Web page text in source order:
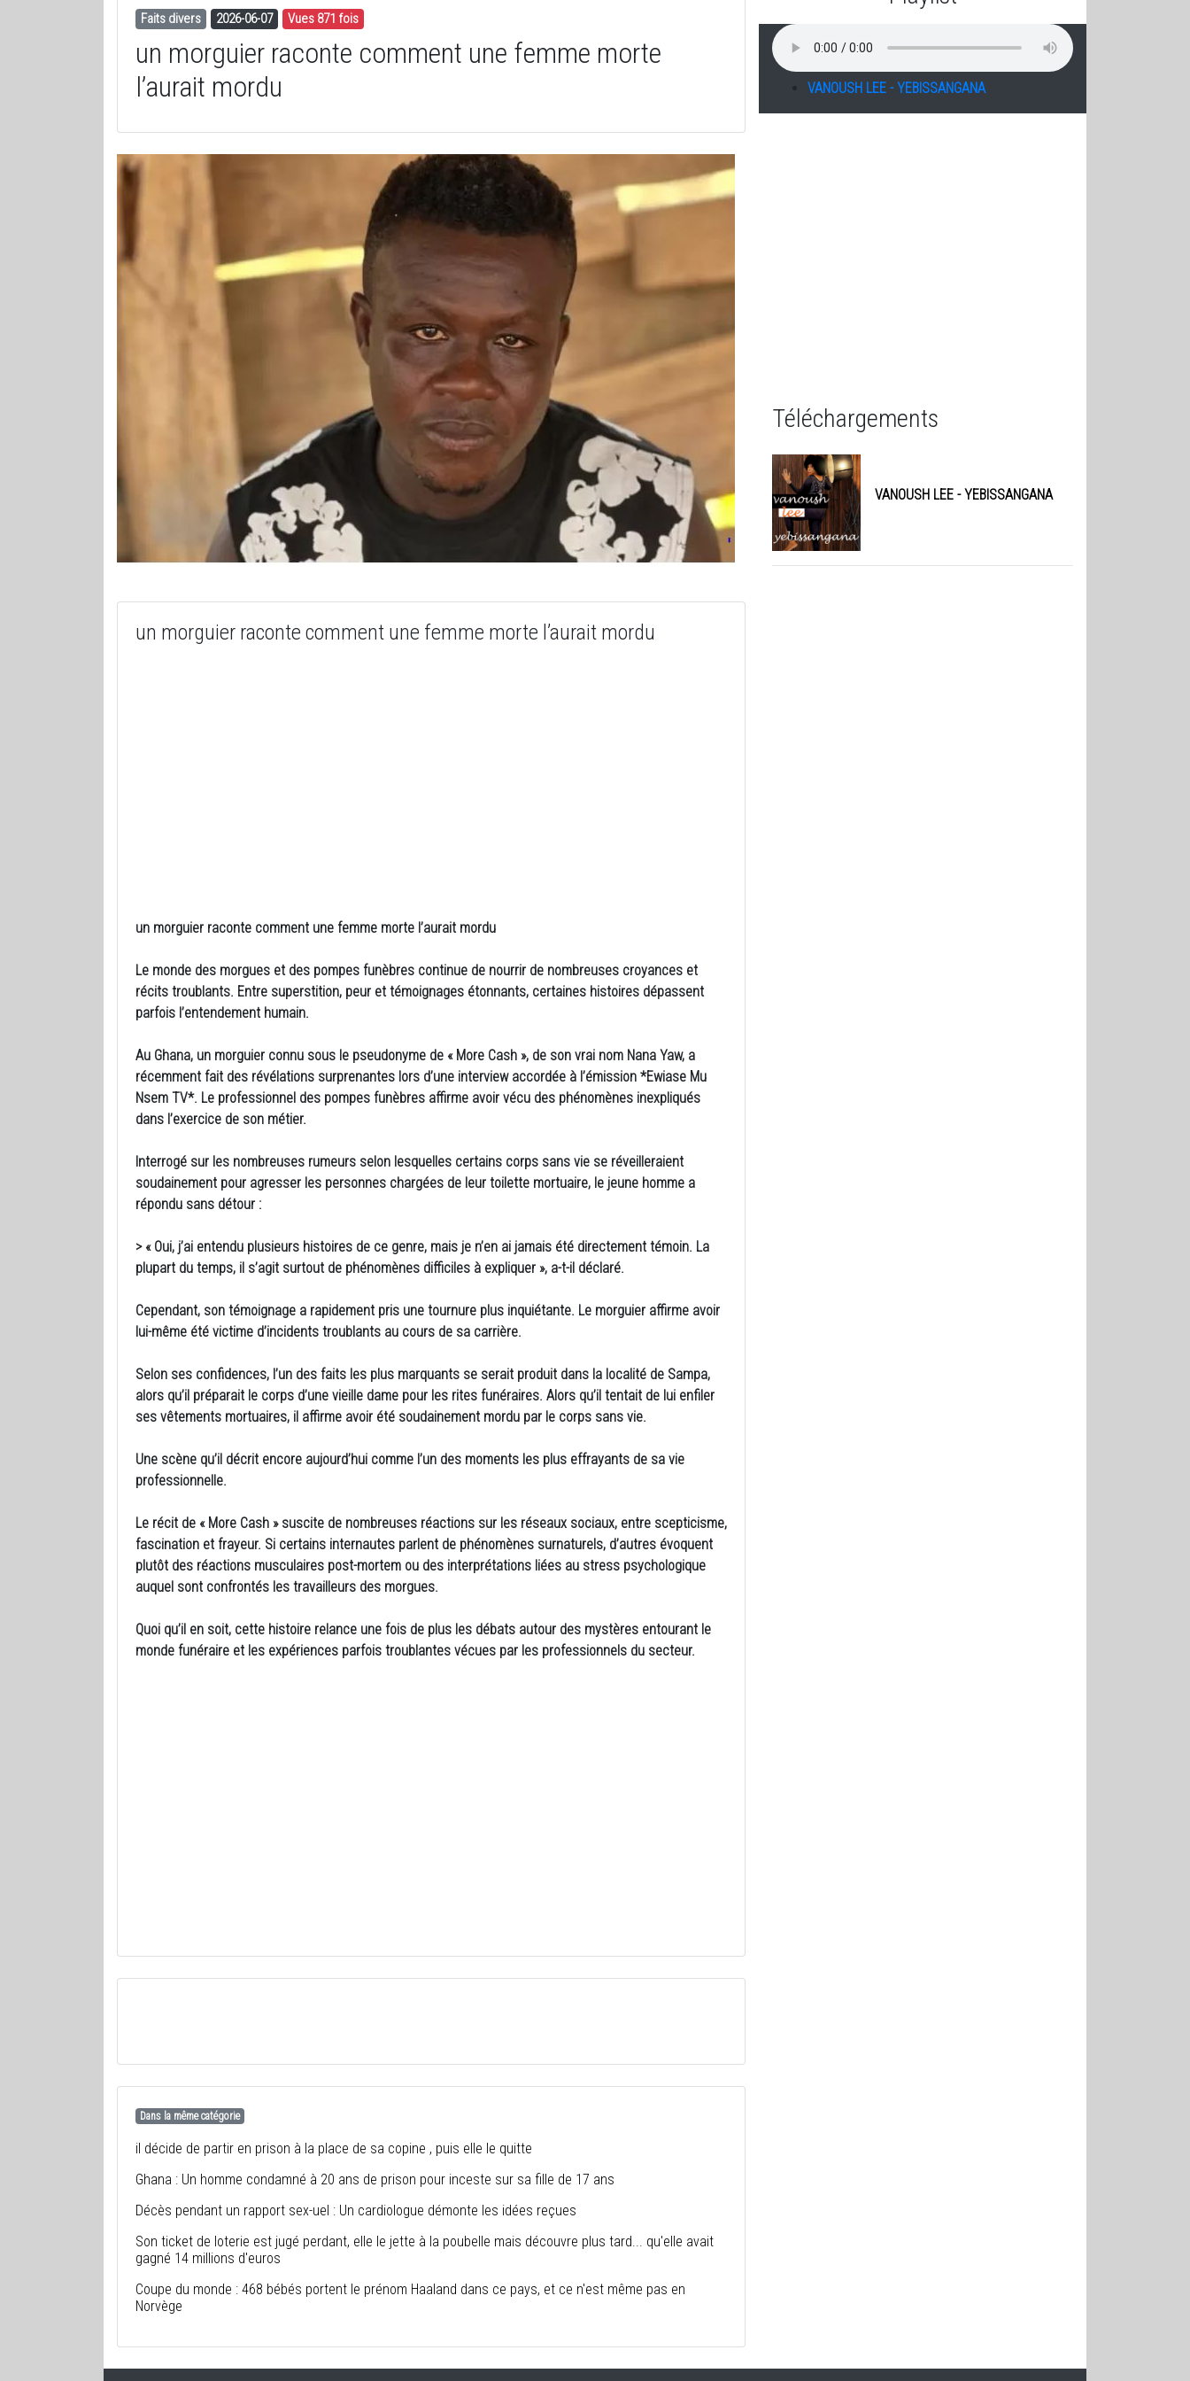
Faits divers 2026-06-07 Vues 871 fois
un morguier raconte comment une femme morte
l’aurait mordu
un morguier raconte comment une femme morte l’aurait mordu
un morguier raconte comment une femme morte l’aurait mordu
Le monde des morgues et des pompes funèbres continue de nourrir de nombreuses croyances et
récits troublants. Entre superstition, peur et témoignages étonnants, certaines histoires dépassent
parfois l’entendement humain.
Au Ghana, un morguier connu sous le pseudonyme de « More Cash », de son vrai nom Nana Yaw, a
récemment fait des révélations surprenantes lors d’une interview accordée à l’émission *Ewiase Mu
Nsem TV*. Le professionnel des pompes funèbres affirme avoir vécu des phénomènes inexpliqués
dans l’exercice de son métier.
Interrogé sur les nombreuses rumeurs selon lesquelles certains corps sans vie se réveilleraient
soudainement pour agresser les personnes chargées de leur toilette mortuaire, le jeune homme a
répondu sans détour :
> « Oui, j’ai entendu plusieurs histoires de ce genre, mais je n’en ai jamais été directement témoin. La
plupart du temps, il s’agit surtout de phénomènes difficiles à expliquer », a-t-il déclaré.
Cependant, son témoignage a rapidement pris une tournure plus inquiétante. Le morguier affirme avoir
lui-même été victime d’incidents troublants au cours de sa carrière.
Selon ses confidences, l’un des faits les plus marquants se serait produit dans la localité de Sampa,
alors qu’il préparait le corps d’une vieille dame pour les rites funéraires. Alors qu’il tentait de lui enfiler
ses vêtements mortuaires, il affirme avoir été soudainement mordu par le corps sans vie.
Une scène qu’il décrit encore aujourd’hui comme l’un des moments les plus effrayants de sa vie
professionnelle.
Le récit de « More Cash » suscite de nombreuses réactions sur les réseaux sociaux, entre scepticisme,
fascination et frayeur. Si certains internautes parlent de phénomènes surnaturels, d’autres évoquent
plutôt des réactions musculaires post-mortem ou des interprétations liées au stress psychologique
auquel sont confrontés les travailleurs des morgues.
Quoi qu’il en soit, cette histoire relance une fois de plus les débats autour des mystères entourant le
monde funéraire et les expériences parfois troublantes vécues par les professionnels du secteur.
Dans la même catégorie
il décide de partir en prison à la place de sa copine , puis elle le quitte
Ghana : Un homme condamné à 20 ans de prison pour inceste sur sa fille de 17 ans
Décès pendant un rapport sex-uel : Un cardiologue démonte les idées reçues
Son ticket de loterie est jugé perdant, elle le jette à la poubelle mais découvre plus tard... qu'elle avait
gagné 14 millions d'euros
Coupe du monde : 468 bébés portent le prénom Haaland dans ce pays, et ce n'est même pas en
Norvège
VANOUSH LEE - YEBISSANGANA
Téléchargements
VANOUSH LEE - YEBISSANGANA